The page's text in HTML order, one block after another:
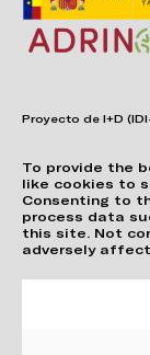
To provide the
like cookies to
Consenting to
process data
this site. Not
adversely
Proyecto de I+D